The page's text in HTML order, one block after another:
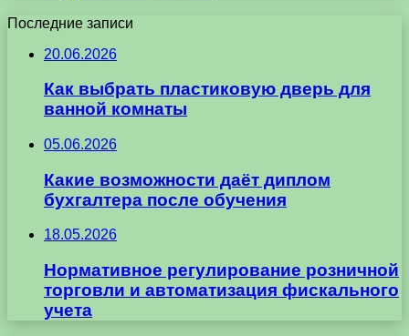
Последние записи
20.06.2026
Как выбрать пластиковую дверь для
ванной комнаты
05.06.2026
Какие возможности даёт диплом
бухгалтера после обучения
18.05.2026
Нормативное регулирование розничной
торговли и автоматизация фискального
учета